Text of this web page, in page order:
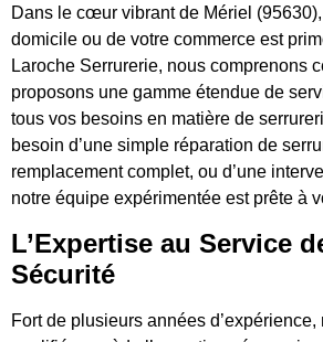
Dans le cœur vibrant de Mériel
domicile ou de votre commerce est
Laroche Serrurerie, nous comprenons
proposons une gamme étendue de
tous vos besoins en matière de
besoin d’une simple réparation de
remplacement complet, ou d’une
notre équipe expérimentée est prête à
L’Expertise au Service
Sécurité
Fort de plusieurs années d’expérience,